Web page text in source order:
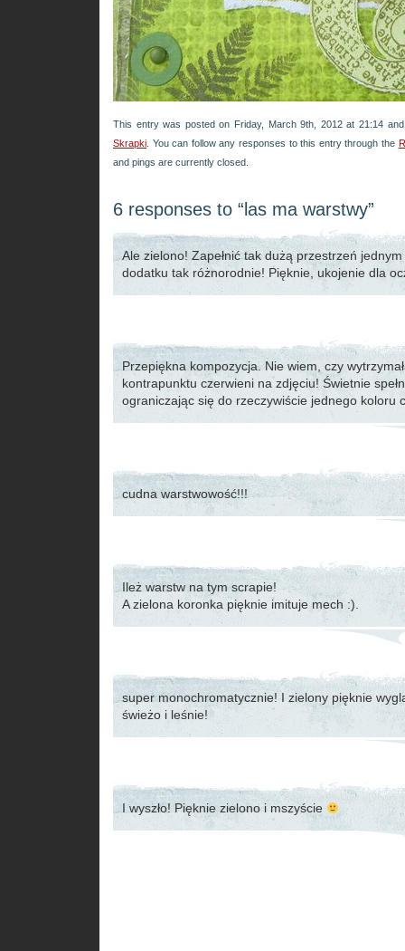
This entry was posted on Friday, March 9th, 2012 at 21:14
Skrapki . You can follow any responses to this entry through the
and pings are currently closed.
6 responses to “las ma warstwy”
Ale zielono! Zapełnić tak dużą przestrzeń
dodatku tak różnorodnie! Pięknie, ukojenie dla
Przepiękna kompozycja. Nie wiem, czy
kontrapunktu czerwieni na zdjęciu! Świetnie
ograniczając się do rzeczywiście jednego koloru
cudna warstwowość!!!
Ileż warstw na tym scrapie!
A zielona koronka pięknie imituje mech :).
super monochromatycznie! I zielony pięknie
świeżo i leśnie!
I wyszło! Pięknie zielono i mszyście